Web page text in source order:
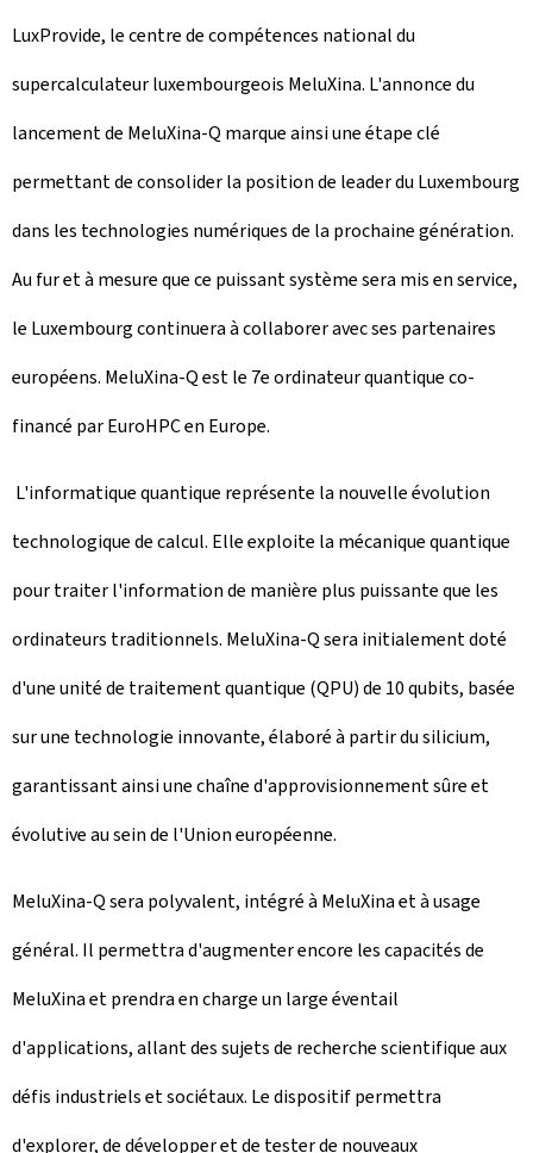
LuxProvide, le centre de compétences national du
supercalculateur luxembourgeois MeluXina. L'annonce du
lancement de MeluXina-Q marque ainsi une étape clé
permettant de consolider la position de leader du Luxembourg
dans les technologies numériques de la prochaine génération.
Au fur et à mesure que ce puissant système sera mis en service,
le Luxembourg continuera à collaborer avec ses partenaires
européens. MeluXina-Q est le 7e ordinateur quantique co-
financé par EuroHPC en Europe.
L'informatique quantique représente la nouvelle évolution
technologique de calcul. Elle exploite la mécanique quantique
pour traiter l'information de manière plus puissante que les
ordinateurs traditionnels. MeluXina-Q sera initialement doté
d'une unité de traitement quantique (QPU) de 10 qubits, basée
sur une technologie innovante, élaboré à partir du silicium,
garantissant ainsi une chaîne d'approvisionnement sûre et
évolutive au sein de l'Union européenne.
MeluXina-Q sera polyvalent, intégré à MeluXina et à usage
général. Il permettra d'augmenter encore les capacités de
MeluXina et prendra en charge un large éventail
d'applications, allant des sujets de recherche scientifique aux
défis industriels et sociétaux. Le dispositif permettra
d'explorer, de développer et de tester de nouveaux